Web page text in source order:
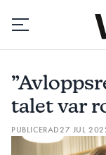
Hantera
talet var
PUBLICERAD27 JUL